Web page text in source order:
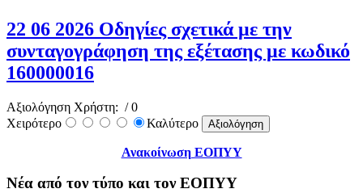
22 06 2026 Οδηγίες σχετικά με την
συνταγογράφηση της εξέτασης με κωδικό
160000016
Αξιολόγηση Χρήστη: / 0
Χειρότερο
Καλύτερο
Ανακοίνωση ΕΟΠΥΥ
Νέα από τον τύπο και τον ΕΟΠΥΥ